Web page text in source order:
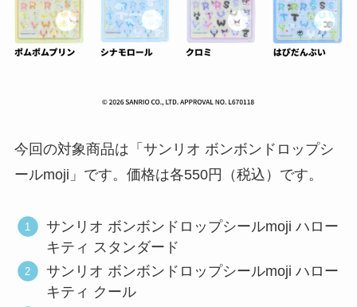
今回の対象商品は「サンリオ ボンボンドロップシ
ールmoji」です。価格は各550円（税込）です。
サンリオ ボンボンドロップシールmoji ハロー
キティ スタンダード
サンリオ ボンボンドロップシールmoji ハロー
キティ クール